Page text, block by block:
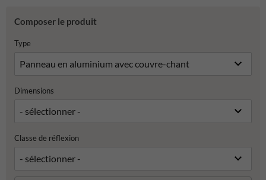
Composer le produit
Type
Dimensions
Classe de réflexion